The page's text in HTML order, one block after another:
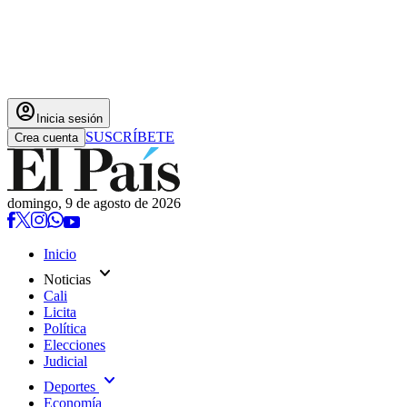
account_circle Inicia sesión
Crea cuenta SUSCRÍBETE
domingo, 9 de agosto de 2026
Inicio
Noticias expand_more
Cali
Licita
Política
Elecciones
Judicial
Deportes expand_more
Economía